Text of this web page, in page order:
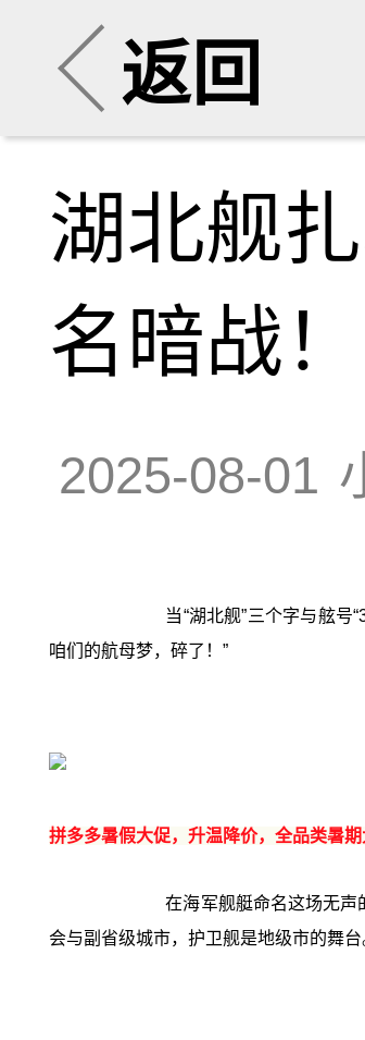
返回
湖北舰
名暗战！
2025-08-01
当“湖北舰”三个字与舷
咱们的航母梦，碎了！”
拼多多暑假大促，升温降价，全品类暑
在海军舰艇命名这场无声
会与副省级城市，护卫舰是地级市的舞